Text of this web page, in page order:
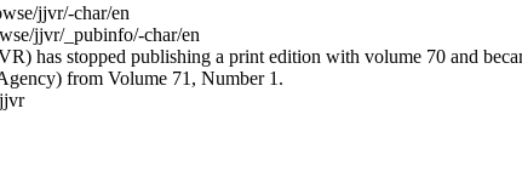
jjvr/-char/en
jjvr/_pubinfo/-char/en
has stopped publishing a print edition with volume 70 and
from Volume 71, Number 1.